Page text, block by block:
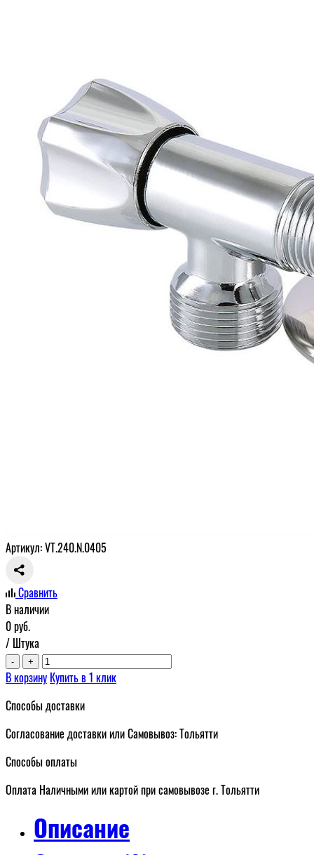
Артикул: VT.240.N.0405
Сравнить
В наличии
0руб.
/ Штука
- +
В корзину Купить в 1 клик
Способы доставки
Согласование доставки или Самовывоз: Тольятти
Способы оплаты
Оплата Наличными или картой при самовывозе г. Тольятти
Описание